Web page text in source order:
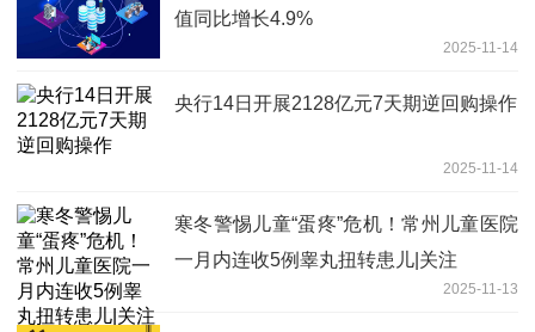
值同比增长4.9%
2025-11-14
央行14日开展2128亿元7天期逆回购操作
2025-11-14
寒冬警惕儿童“蛋疼”危机！常州儿童医院
一月内连收5例睾丸扭转患儿|关注
2025-11-13